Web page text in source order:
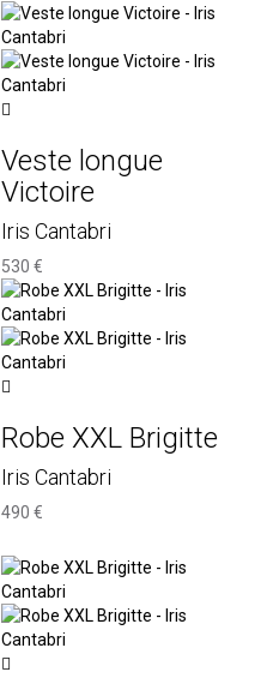
Veste longue
Victoire
Iris Cantabri
530 €
Robe XXL Brigitte
Iris Cantabri
490 €